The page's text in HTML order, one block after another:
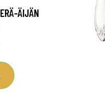
ÄIJÄN